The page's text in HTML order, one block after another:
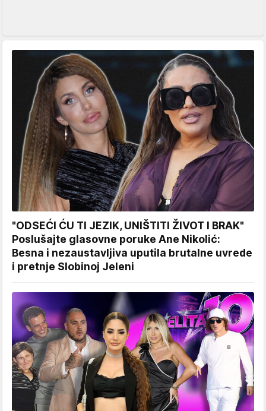
"ODSEĆI ĆU TI JEZIK, UNIŠTITI ŽIVOT I BRAK"
Poslušajte glasovne poruke Ane Nikolić:
Besna i nezaustavljiva uputila brutalne uvrede
i pretnje Slobinoj Jeleni